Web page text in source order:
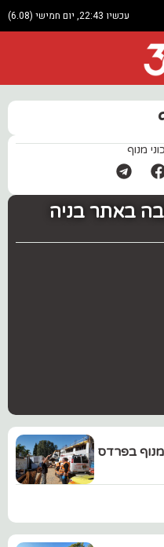
עכשיו 22:43, יום חמישי (6.08)
מנוף
נפל מגובה באתר בניה
מנוף בפרדס